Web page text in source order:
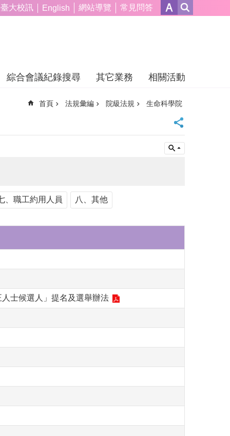
臺大校訊 English 網站導覽 常見問答
綜合會議紀錄搜尋 其它業務 相關活動
首頁 法規彙編 院級法規 生命科學院
、職工約用人員 八、其他
士候選人」提名及選舉辦法